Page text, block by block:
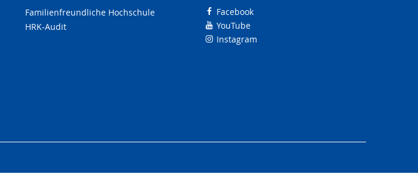
Familienfreundliche Hochschule
HRK-Audit
Facebook
YouTube
Instagram